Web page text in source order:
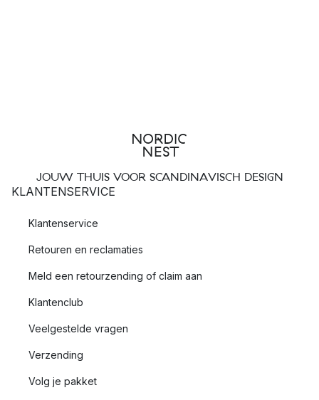
JOUW THUIS VOOR SCANDINAVISCH DESIGN
KLANTENSERVICE
Klantenservice
Retouren en reclamaties
Meld een retourzending of claim aan
Klantenclub
Veelgestelde vragen
Verzending
Volg je pakket